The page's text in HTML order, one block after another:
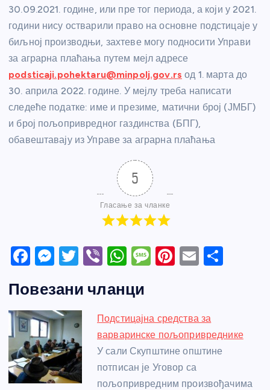
30.09.2021. године, или пре тог периода, а који у 2021.
години нису остварили право на основне подстицаје у
биљној производњи, захтеве могу подносити Управи
за аграрна плаћања путем мејл адресе
podsticaji.pohektaru@minpolj.gov.rs од 1. марта до
30. априла 2022. године. У мејлу треба написати
следеће податке: име и презиме, матични број (ЈМБГ)
и број пољопривредног газдинства (БПГ),
обавештавају из Управе за аграрна плаћања
5
Гласање за чланке
F
c
e
b
o
o
M
ss
e
n
g
er
T
itt
er
Vi
er
W
at
s
A
p
p
M
a
g
e
Pi
e
st
E
Повезани чланци
Подстицајна средства за
варваринске пољопривреднике
У сали Скупштине општине
потписан је Уговор са
пољопривредним произвођачима